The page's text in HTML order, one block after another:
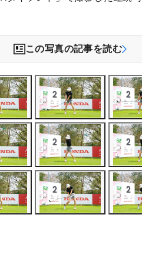
この写真の記事を読む